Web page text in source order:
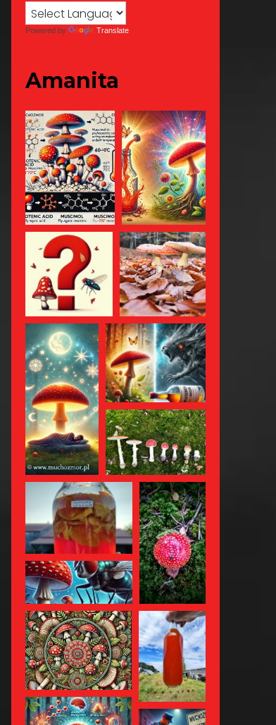
Powered by Translate
Amanita